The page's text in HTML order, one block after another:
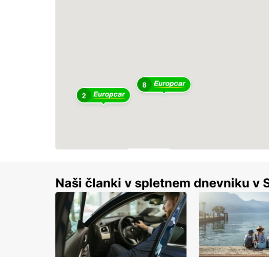
8
2
Naši članki v spletnem dnevniku v